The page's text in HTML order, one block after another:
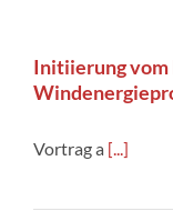
Initiierung vom
Vortrag a [...]